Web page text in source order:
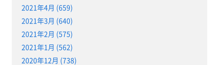
2021年4月 (659)
2021年3月 (640)
2021年2月 (575)
2021年1月 (562)
2020年12月 (738)